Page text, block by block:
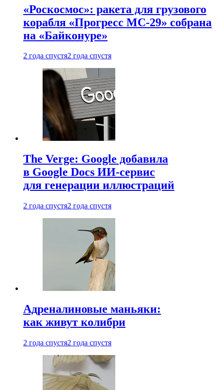
«Роскосмос»: ракета для грузового
корабля «Прогресс МС-29» собрана
на «Байконуре»
2 года спустя2 года спустя
The Verge: Google добавила
в Google Docs ИИ-сервис
для генерации иллюстраций
2 года спустя2 года спустя
Адреналиновые маньяки:
как живут колибри
2 года спустя2 года спустя